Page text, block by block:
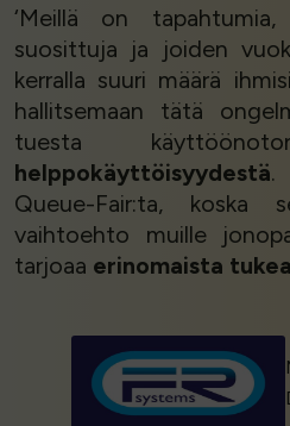
‘Meillä on
suosittuja ja joiden
kerralla suuri määrä
hallitsemaan tätä
tuesta
helppokäyttöisyydestä
Queue-Fair:ta,
vaihtoehto muille
tarjoaa erinomaista tukea